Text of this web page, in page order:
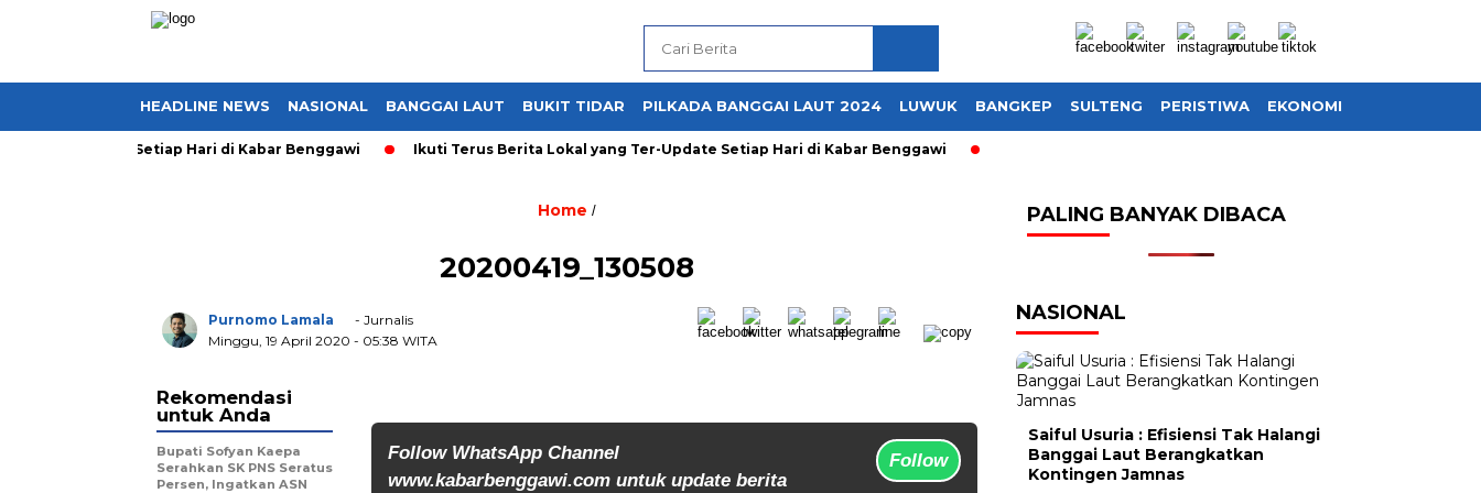
HEADLINE NEWS NASIONAL BANGGAI LAUT BUKIT TIDAR PILKADA BANGGAI LAUT 2024 LUWUK BANGKEP SULTENG PERISTIWA EKONOMI
Ter-Update Setiap Hari di Kabar Benggawi Ikuti Terus Berita Lokal yang Ter-Update Setiap Hari di Kabar Benggawi
Home /
20200419_130508
Purnomo Lamala
- Jurnalis
Minggu, 19 April 2020 - 05:38 WITA
Follow WhatsApp Channel
www.kabarbenggawi.com untuk update berita
Follow
Rekomendasi
untuk Anda
Bupati Sofyan Kaepa
Serahkan SK PNS Seratus
Persen, Ingatkan ASN
PALING BANYAK DIBACA
NASIONAL
Saiful Usuria : Efisiensi Tak Halangi
Banggai Laut Berangkatkan
Kontingen Jamnas